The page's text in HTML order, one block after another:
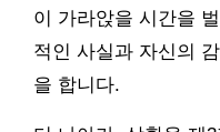
이 가라앉을 시간을
적인 사실과 자신의
을 합니다.